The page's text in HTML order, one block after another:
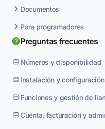
Documentos
Para programadores
Preguntas frecuentes
Números y disponibilidad
Instalación y configuración
Funciones y gestión de
Cuenta, facturación y